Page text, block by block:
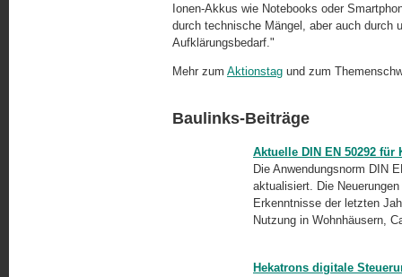
Ionen-Akkus wie Notebooks oder
durch technische Mängel, aber auch durch
Aufklärungsbedarf."
Mehr zum Aktionstag und zum
Baulinks-Beiträge
Aktuelle DIN EN 50292
Die Anwendungsnorm DIN
aktualisiert. Die
Erkenntnisse der letzten
Nutzung in Wohnhäusern,
Hekatrons digitale